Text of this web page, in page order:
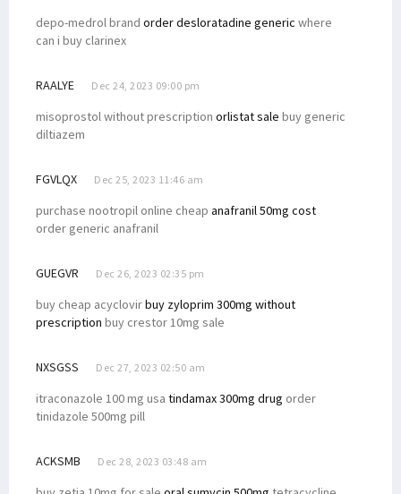
depo-medrol brand order desloratadine generic where
can i buy clarinex
RAALYE Dec 24, 2023 09:00 pm
misoprostol without prescription orlistat sale buy generic
diltiazem
FGVLQX Dec 25, 2023 11:46 am
purchase nootropil online cheap anafranil 50mg cost
order generic anafranil
GUEGVR Dec 26, 2023 02:35 pm
buy cheap acyclovirbuy zyloprim 300mg without
prescription buy crestor 10mg sale
NXSGSS Dec 27, 2023 02:50 am
itraconazole 100 mg usa tindamax 300mg drug order
tinidazole 500mg pill
ACKSMB Dec 28, 2023 03:48 am